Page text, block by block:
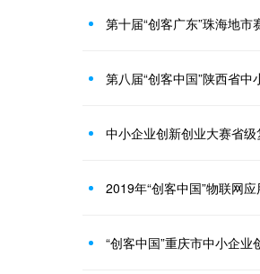
第十届“创客广东”珠海地
中小企业创新创业大赛省
2019年“创客中国”物联网
“创客中国”重庆市中小企